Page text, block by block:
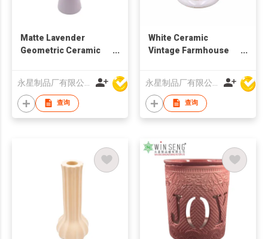
Matte Lavender
Geometric Ceramic
Deco
查询
White Ceramic
Vintage Farmhouse
Waterproof Eco-
Friendly
10.2x10.2x14.4cm
查询